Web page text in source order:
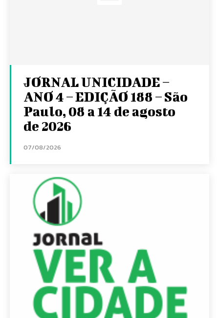
JORNAL UNICIDADE –
ANO 4 – EDIÇÃO 188 – São
Paulo, 08 a 14 de agosto
de 2026
07/08/2026